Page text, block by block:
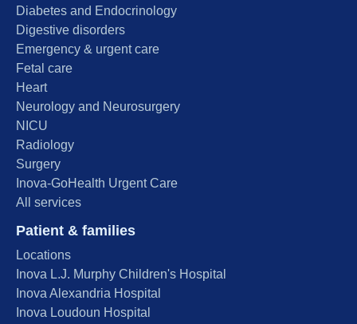
Diabetes and Endocrinology
Digestive disorders
Emergency & urgent care
Fetal care
Heart
Neurology and Neurosurgery
NICU
Radiology
Surgery
Inova-GoHealth Urgent Care
All services
Patient & families
Locations
Inova L.J. Murphy Children's Hospital
Inova Alexandria Hospital
Inova Loudoun Hospital